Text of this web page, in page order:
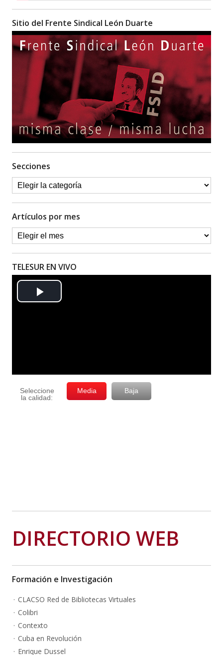
Sitio del Frente Sindical León Duarte
Secciones
Artículos por mes
TELESUR EN VIVO
DIRECTORIO WEB
Formación e Investigación
CLACSO Red de Bibliotecas Virtuales
Colibri
Contexto
Cuba en Revolución
Enrique Dussel